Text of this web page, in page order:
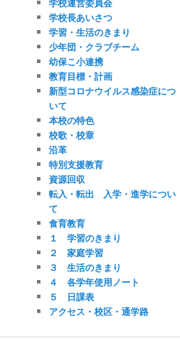
学校長あいさつ
学習・生活のきまり
少年団・クラブチーム
幼保こ小連携
教育目標・計画
新型コロナウイルス感染症につ
いて
本校の特色
校歌・校章
沿革
特別支援教育
資源回収
転入・転出 入学・進学につい
て
食育教育
１ 学習のきまり
２ 家庭学習
３ 生活のきまり
４ 各学年使用ノート
５ 日課表
アクセス・校区・通学路